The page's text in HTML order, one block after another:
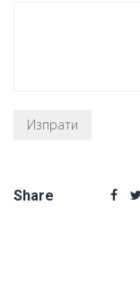
Share